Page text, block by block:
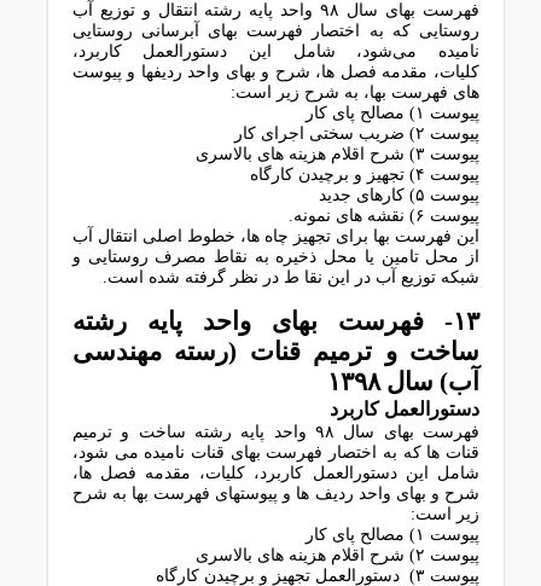
فهرست بهای سال ۹۸ واﺣﺪ ﭘﺎﯾﻪ رﺷﺘﻪ اﻧﺘﻘﺎل و ﺗﻮزﯾﻊ آب
روﺳﺘﺎﯾﯽ ﮐﻪ ﺑﻪ اﺧﺘﺼﺎر ﻓﻬﺮﺳﺖ ﺑﻬﺎی آﺑﺮﺳﺎﻧﯽ روﺳﺘﺎﯾﯽ
ﻧﺎﻣﯿﺪه ﻣﯽﺷﻮد، ﺷﺎﻣﻞ اﯾﻦ دﺳﺘﻮراﻟﻌﻤﻞ ﮐﺎرﺑﺮد،
ﮐﻠﯿﺎت، ﻣﻘﺪﻣﻪ ﻓﺼﻞ ﻫﺎ، ﺷﺮح و ﺑﻬﺎی واﺣﺪ ردﯾﻔﻬﺎ و ﭘﯿﻮﺳﺖ
ﻫﺎی ﻓﻬﺮﺳﺖ ﺑﻬﺎ، ﺑﻪ ﺷﺮح زﯾﺮ اﺳﺖ:
پیوست ۱) ﻣﺼﺎﻟﺢ ﭘﺎی ﮐﺎر
پیوست ۲) ﺿﺮﯾﺐ سختی اجرای کار
پیوست ۳) ﺷﺮح اﻗﻼم ﻫﺰﯾﻨﻪ ﻫﺎی ﺑﺎﻻﺳﺮی
پیوست ۴) ﺗﺠﻬﯿﺰ و ﺑﺮﭼﯿﺪن ﮐﺎرﮔﺎه
پیوست ۵) ﮐﺎرﻫﺎی ﺟﺪﯾﺪ
پیوست ۶) ﻧﻘﺸﻪ ﻫﺎی ﻧﻤﻮﻧﻪ.
اﯾﻦ ﻓﻬﺮﺳﺖ ﺑﻬﺎ ﺑﺮای ﺗﺠﻬﯿﺰ ﭼﺎه ﻫﺎ، ﺧﻄﻮط اﺻﻠﯽ اﻧﺘﻘﺎل آب
از ﻣﺤﻞ ﺗﺎﻣﯿﻦ ﯾﺎ ﻣﺤﻞ ذﺧﯿﺮه ﺑﻪ ﻧﻘﺎط ﻣﺼﺮف روﺳﺘﺎﯾﯽ و
ﺷﺒﮑﻪ ﺗﻮزﯾﻊ آب در اﯾﻦ ﻧﻘﺎ ط در ﻧﻈﺮ ﮔﺮﻓﺘﻪ ﺷﺪه اﺳﺖ.
۱۳- ﻓﻬﺮﺳﺖ ﺑﻬﺎی واﺣﺪ ﭘﺎﯾﻪ رﺷﺘﻪ
ﺳﺎﺧﺖ و ﺗﺮﻣﯿﻢ ﻗﻨﺎت (رﺳﺘﻪ ﻣﻬﻨﺪﺳﯽ
آب) سال ١٣٩٨
دﺳﺘﻮراﻟﻌﻤﻞ ﮐﺎرﺑﺮد
فهرست بهای سال ۹۸ واﺣﺪ ﭘﺎﯾﻪ رﺷﺘﻪ ﺳﺎﺧﺖ و ﺗﺮﻣﯿﻢ
ﻗﻨﺎت ﻫﺎ ﮐﻪ ﺑﻪ اﺧﺘﺼﺎر ﻓﻬﺮﺳﺖ ﺑﻬﺎی ﻗﻨﺎت ﻧﺎﻣﯿﺪه ﻣﯽ ﺷﻮد،
ﺷﺎﻣﻞ اﯾﻦ دﺳﺘﻮراﻟﻌﻤﻞ ﮐﺎرﺑﺮد، ﮐﻠﯿﺎت، ﻣﻘﺪﻣﻪ ﻓﺼﻞ ﻫﺎ،
ﺷﺮح و ﺑﻬﺎی واﺣﺪ ردﯾﻒ ﻫﺎ و ﭘﯿﻮﺳﺘﻬﺎی ﻓﻬﺮﺳﺖ ﺑﻬﺎ ﺑﻪ ﺷﺮح
زﯾﺮ اﺳﺖ:
پیوست ۱) ﻣﺼﺎﻟﺢ ﭘﺎی ﮐﺎر
پیوست ۲) ﺷﺮح اﻗﻼم ﻫﺰﯾﻨﻪ ﻫﺎی ﺑﺎﻻﺳﺮی
پیوست ۳) دستورالعمل ﺗﺠﻬﯿﺰ و ﺑﺮﭼﯿﺪن ﮐﺎرﮔﺎه